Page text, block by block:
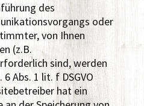
des
oder
von Ihnen
(z.B.
sind, werden
Abs. 1 lit. f DSGVO
hat ein